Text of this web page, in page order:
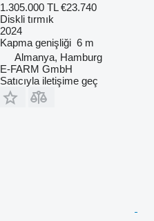
1.305.000 TL €23.740
Diskli tırmık
2024
Kapma genişliği 6 m
Almanya, Hamburg
E-FARM GmbH
Satıcıyla iletişime geç